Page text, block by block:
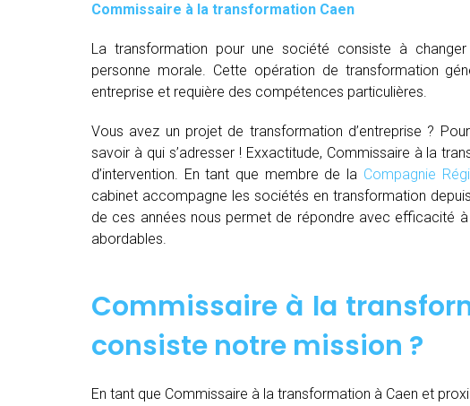
Commissaire à la transformation Caen
La transformation pour une société consiste à
personne morale. Cette opération de transformation
entreprise et requière des compétences particulières.
Vous avez un projet de transformation d’entreprise ?
savoir à qui s’adresser ! Exxactitude, Commissaire à la
d’intervention. En tant que membre de la Compagnie
cabinet accompagne les sociétés en transformation
de ces années nous permet de répondre avec efficacité
abordables.
Commissaire à la
consiste notre mission ?
En tant que Commissaire à la transformation à Caen et